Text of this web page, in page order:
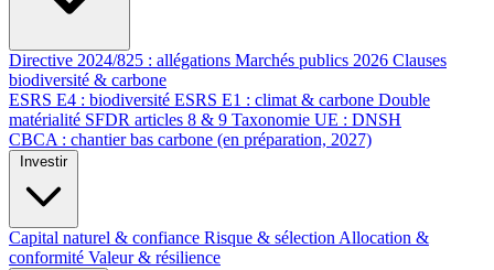
Directive 2024/825 : allégations Marchés publics 2026 Clauses
biodiversité & carbone
ESRS E4 : biodiversité ESRS E1 : climat & carbone Double
matérialité SFDR articles 8 & 9 Taxonomie UE : DNSH
CBCA : chantier bas carbone (en préparation, 2027)
Investir
Capital naturel & confiance Risque & sélection Allocation &
conformité Valeur & résilience